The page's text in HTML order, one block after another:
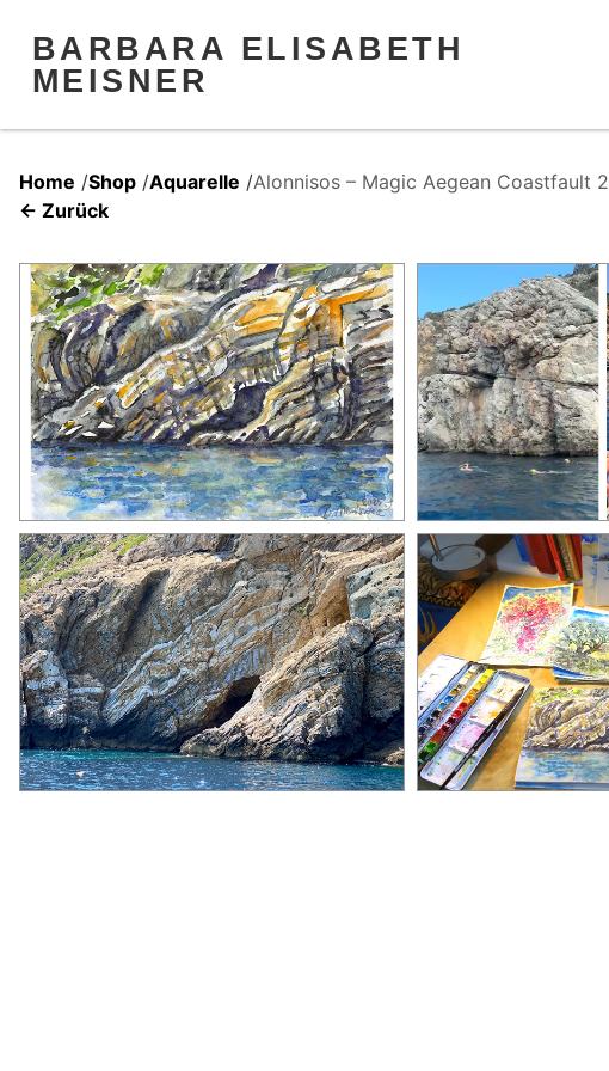
BARBARA ELISABETH
MEISNER
Home /Shop /Aquarelle /Alonnisos – Magic Aegean Coastfault 2
← Zurück